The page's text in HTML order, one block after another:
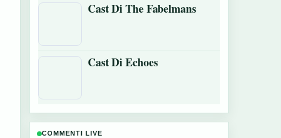
Cast Di The Fabelmans
Cast Di Echoes
COMMENTI LIVE